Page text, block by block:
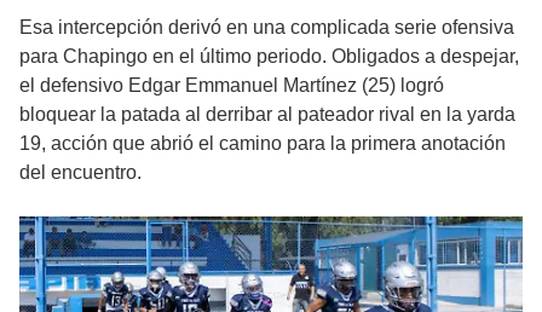
Esa intercepción derivó en una complicada serie ofensiva
para Chapingo en el último periodo. Obligados a despejar,
el defensivo Edgar Emmanuel Martínez (25) logró
bloquear la patada al derribar al pateador rival en la yarda
19, acción que abrió el camino para la primera anotación
del encuentro.